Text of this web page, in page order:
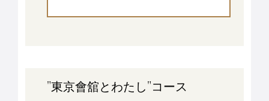
"東京會舘とわたし"コース